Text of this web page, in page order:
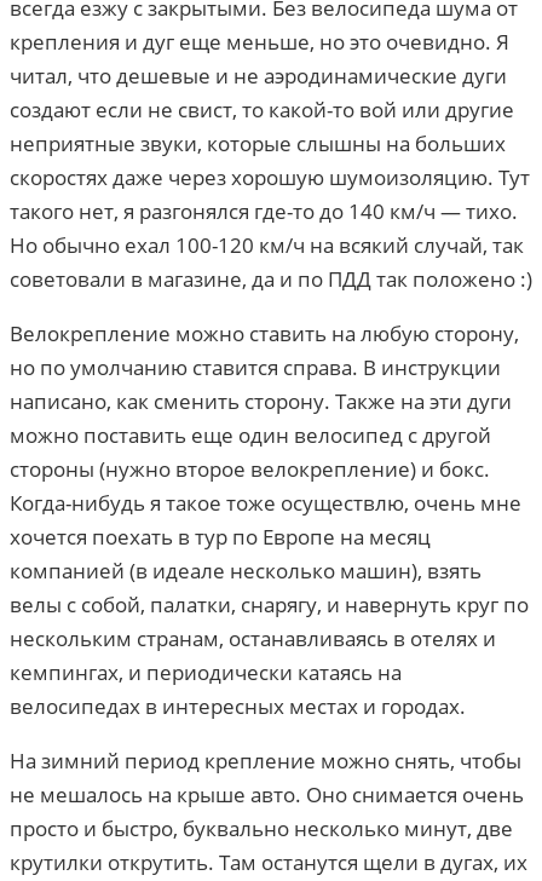
всегда езжу с закрытыми. Без велосипеда шума от
крепления и дуг еще меньше, но это очевидно. Я
читал, что дешевые и не аэродинамические дуги
создают если не свист, то какой-то вой или другие
неприятные звуки, которые слышны на больших
скоростях даже через хорошую шумоизоляцию. Тут
такого нет, я разгонялся где-то до 140 км/ч — тихо.
Но обычно ехал 100-120 км/ч на всякий случай, так
советовали в магазине, да и по ПДД так положено :)
Велокрепление можно ставить на любую сторону,
но по умолчанию ставится справа. В инструкции
написано, как сменить сторону. Также на эти дуги
можно поставить еще один велосипед с другой
стороны (нужно второе велокрепление) и бокс.
Когда-нибудь я такое тоже осуществлю, очень мне
хочется поехать в тур по Европе на месяц
компанией (в идеале несколько машин), взять
велы с собой, палатки, снарягу, и навернуть круг по
нескольким странам, останавливаясь в отелях и
кемпингах, и периодически катаясь на
велосипедах в интересных местах и городах.
На зимний период крепление можно снять, чтобы
не мешалось на крыше авто. Оно снимается очень
просто и быстро, буквально несколько минут, две
крутилки открутить. Там останутся щели в дугах, их